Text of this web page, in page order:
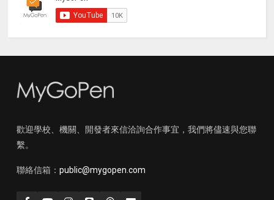
歡迎學校、機關、開發者來信洽詢合作事宜，我們將儘速與您聯
繫。
聯絡信箱： public@mygopen.com